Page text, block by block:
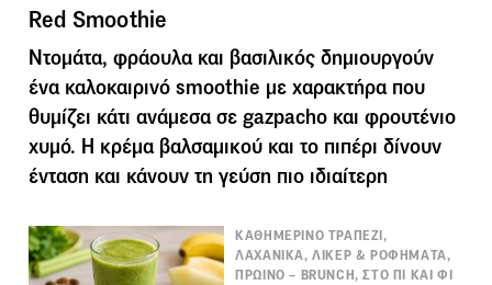
Red Smoothie
Ντομάτα, φράουλα και βασιλικός δημιουργούν
ένα καλοκαιρινό smoothie με χαρακτήρα που
θυμίζει κάτι ανάμεσα σε gazpacho και φρουτένιο
χυμό. Η κρέμα βαλσαμικού και το πιπέρι δίνουν
ένταση και κάνουν τη γεύση πιο ιδιαίτερη
ΚΑΘΗΜΕΡΙΝΟ ΤΡΑΠΕΖΙ,
ΛΑΧΑΝΙΚΑ, ΛΙΚΕΡ & ΡΟΦΗΜΑΤΑ,
ΠΡΩΙΝΟ – BRUNCH, ΣΤΟ ΠΙ ΚΑΙ ΦΙ